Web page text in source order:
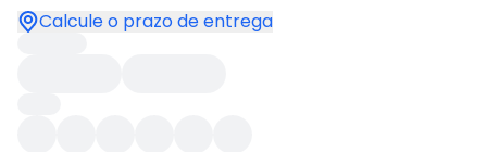
Calcule o prazo de entrega